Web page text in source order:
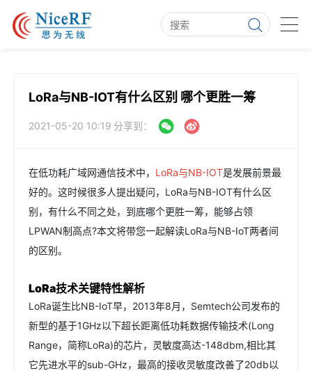
LoRa与NB-IOT有什么区别 哪个更胜一筹
2021-05-20 10:19 分享到：
在低功耗广域网通信技术中， LoRa与NB-IOT是发展前景最
好的。这时候很多人提出疑问，LoRa与NB-IOT有什么区
别，有什么不同之处，到底哪个更胜一筹，能够占领
LPWAN制高点?本文将带您一起解读LoRa与NB-IoT两者间
的区别。
LoRa技术关键特性解析
LoRa诞生比NB-IoT早，2013年8月，Semtech公司发布的
新型的基于1GHz以下超长距离低功耗数据传输技术(Long
Range，简称LoRa)的芯片，灵敏度高达-148dbm,相比其
它先进水平的sub-GHz，最高的接收灵敏度改善了20db以